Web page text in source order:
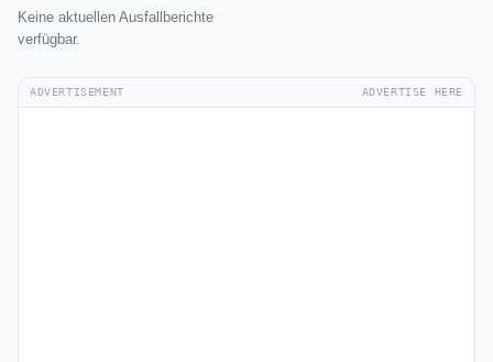
Keine aktuellen Ausfallberichte
verfügbar.
ADVERTISEMENT ADVERTISE HERE